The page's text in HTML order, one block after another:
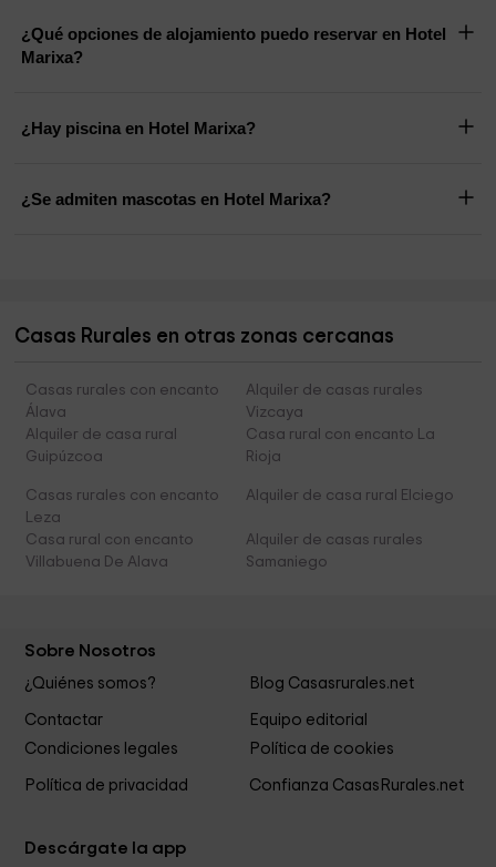
¿Qué opciones de alojamiento puedo reservar en Hotel
Marixa?
¿Hay piscina en Hotel Marixa?
¿Se admiten mascotas en Hotel Marixa?
Casas Rurales en otras zonas cercanas
Casas rurales con encanto
Álava
Alquiler de casas rurales
Vizcaya
Alquiler de casa rural
Guipúzcoa
Casa rural con encanto La
Rioja
Casas rurales con encanto
Leza
Alquiler de casa rural Elciego
Casa rural con encanto
Villabuena De Alava
Alquiler de casas rurales
Samaniego
Sobre Nosotros
¿Quiénes somos? Blog Casasrurales.net
Contactar
Equipo editorial
Condiciones legales
Política de cookies
Política de privacidad Confianza CasasRurales.net
Descárgate la app